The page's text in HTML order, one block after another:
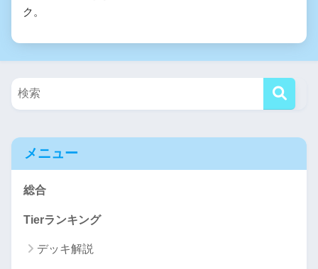
ク。
メニュー
総合
Tierランキング
デッキ解説